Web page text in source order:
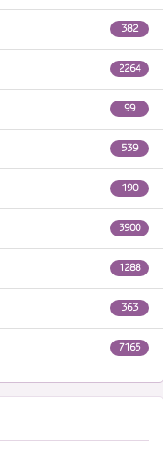
382
2264
99
539
190
3900
1288
363
7165